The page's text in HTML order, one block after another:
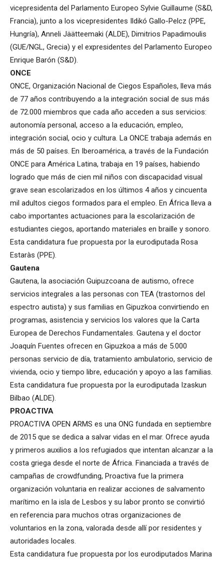
vicepresidenta del Parlamento Europeo Sylvie Guillaume (S&D,
Francia), junto a los vicepresidentes Ildikó Gallo-Pelcz (PPE,
Hungría), Anneli Jäätteemaki (ALDE), Dimitrios Papadimoulis
(GUE/NGL, Grecia) y el expresidentes del Parlamento Europeo
Enrique Barón (S&D).
ONCE
ONCE, Organización Nacional de Ciegos Españoles, lleva más
de 77 años contribuyendo a la integración social de sus más
de 72.000 miembros que cada año acceden a sus servicios:
autonomía personal, acceso a la educación, empleo,
integración social, ocio y cultura. La ONCE trabaja además en
más de 50 países. En Iberoamérica, a través de la Fundación
ONCE para América Latina, trabaja en 19 países, habiendo
logrado que más de cien mil niños con discapacidad visual
grave sean escolarizados en los últimos 4 años y cincuenta
mil adultos ciegos formados para el empleo. En África lleva a
cabo importantes actuaciones para la escolarización de
estudiantes ciegos, aportando materiales en braille y sonoro.
Esta candidatura fue propuesta por la eurodiputada Rosa
Estaràs (PPE).
Gautena
Gautena, la asociación Guipuzcoana de autismo, ofrece
servicios integrales a las personas con TEA (trastornos del
espectro autista) y sus familias en Gipuzkoa convirtiendo en
programas, asistencia y servicios los valores que la Carta
Europea de Derechos Fundamentales. Gautena y el doctor
Joaquín Fuentes ofrecen en Gipuzkoa a más de 5.000
personas servicio de día, tratamiento ambulatorio, servicio de
vivienda, ocio y tiempo libre, educación y apoyo a las familias.
Esta candidatura fue propuesta por la eurodiputada Izaskun
Bilbao (ALDE).
PROACTIVA
PROACTIVA OPEN ARMS es una ONG fundada en septiembre
de 2015 que se dedica a salvar vidas en el mar. Ofrece ayuda
y primeros auxilios a los refugiados que intentan alcanzar a la
costa griega desde el norte de África. Financiada a través de
campañas de crowdfunding, Proactiva fue la primera
organización voluntaria en realizar acciones de salvamento
marítimo en la isla de Lesbos y su labor pronto se convirtió
en referencia para muchos otras organizaciones de
voluntarios en la zona, valorada desde allí por residentes y
autoridades locales.
Esta candidatura fue propuesta por los eurodiputados Marina